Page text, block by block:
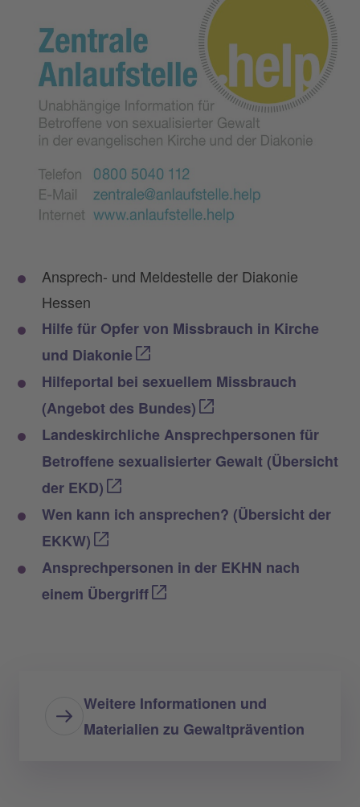
Ansprech- und Meldestelle der Diakonie
Hessen
Hilfe für Opfer von Missbrauch in Kirche
und Diakonie
Hilfeportal bei sexuellem Missbrauch
(Angebot des Bundes)
Landeskirchliche Ansprechpersonen für
Betroffene sexualisierter Gewalt (Übersicht
der EKD)
Wen kann ich ansprechen? (Übersicht der
EKKW)
Ansprechpersonen in der EKHN nach
einem Übergriff
Weitere Informationen und
Materialien zu Gewaltprävention